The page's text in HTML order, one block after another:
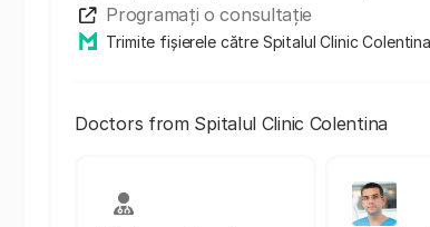
Programați o consultație
Trimite fișierele către Spitalul Clinic Colentina
Doctors from Spitalul Clinic Colentina